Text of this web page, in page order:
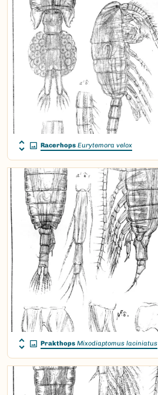
Racerhops Eurytemora velox
Prakthops Mixodiaptomus laciniatus